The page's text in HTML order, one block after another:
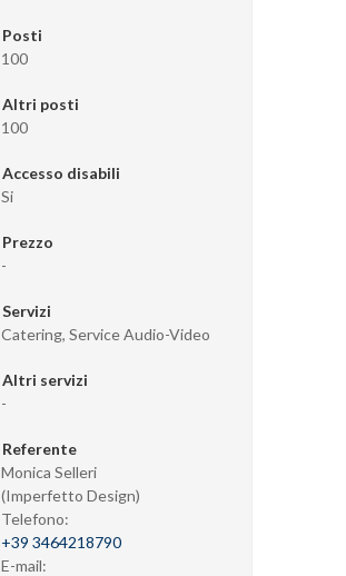
Posti
100
Altri posti
100
Accesso disabili
Si
Prezzo
-
Servizi
Catering, Service Audio-Video
Altri servizi
-
Referente
Monica Selleri
(Imperfetto Design)
Telefono:
+39 3464218790
E-mail: